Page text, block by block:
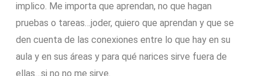
implico. Me importa que aprendan, no que hagan
pruebas o tareas…joder, quiero que aprendan y que se
den cuenta de las conexiones entre lo que hay en su
aula y en sus áreas y para qué narices sirve fuera de
ellas…si no no me sirve.